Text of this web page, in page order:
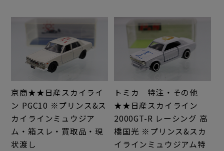
京商★★日産スカイライ
ン PGC10 ※プリンス&ス
カイラインミュウジア
ム・箱スレ・買取品・現
状渡し
トミカ 特注・その他
★★日産スカイライン
2000GT-R レーシング 高
橋国光 ※プリンス&スカ
イラインミュウジアム特